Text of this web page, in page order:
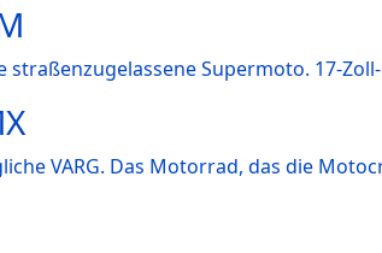
straßenzugelassene Supermoto. 17-
VARG. Das Motorrad, das die